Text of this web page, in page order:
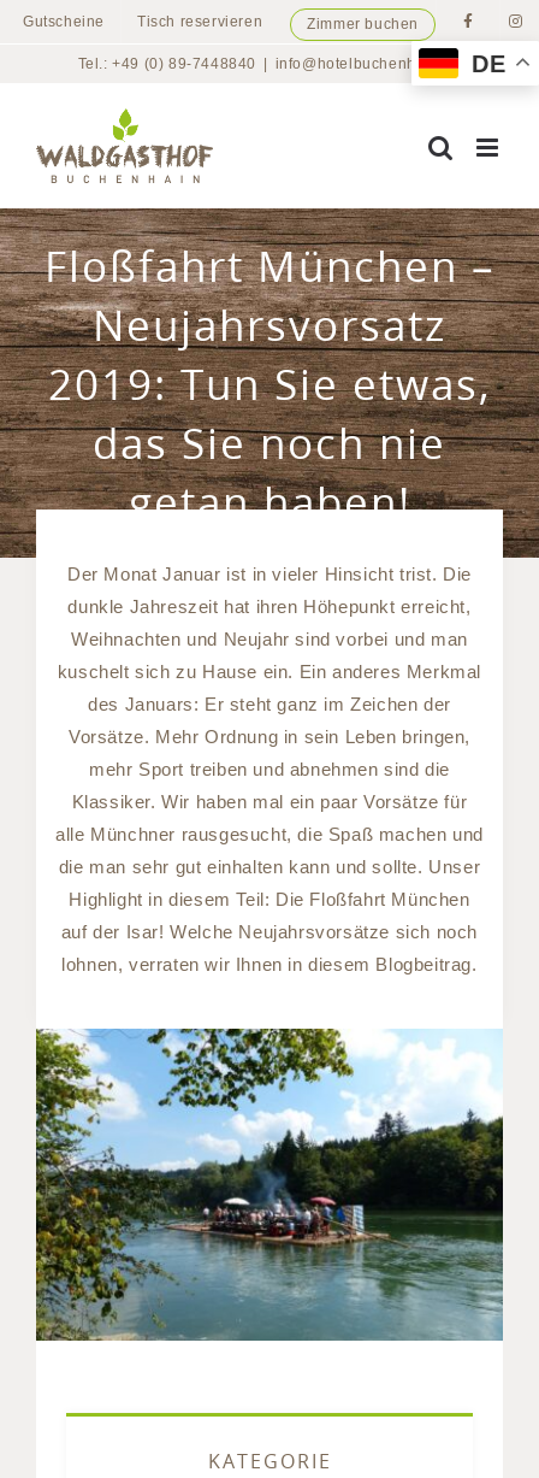
ZumGutscheine Tisch reservieren Zimmer buchen
Tel.: +49 (0) 89-7448840 info@hotelbuchenhain.de
Floßfahrt München –
Neujahrsvorsatz
2019: Tun Sie etwas,
das Sie noch nie
getan haben!
Der Monat Januar ist in vieler Hinsicht trist. Die
dunkle Jahreszeit hat ihren Höhepunkt erreicht,
Weihnachten und Neujahr sind vorbei und man
kuschelt sich zu Hause ein. Ein anderes Merkmal
des Januars: Er steht ganz im Zeichen der
Vorsätze. Mehr Ordnung in sein Leben bringen,
mehr Sport treiben und abnehmen sind die
Klassiker. Wir haben mal ein paar Vorsätze für
alle Münchner rausgesucht, die Spaß machen und
die man sehr gut einhalten kann und sollte. Unser
Highlight in diesem Teil: Die Floßfahrt München
auf der Isar! Welche Neujahrsvorsätze sich noch
lohnen, verraten wir Ihnen in diesem Blogbeitrag.
KATEGORIE
DE